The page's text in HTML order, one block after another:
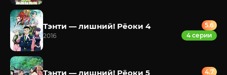
Тэнти — лишний! Рёоки 4
2016
5.6
4 серии
Тэнти — лишний! Рёоки 5
4.7